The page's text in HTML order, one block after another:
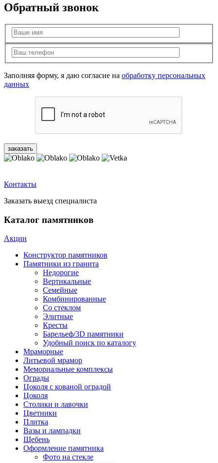
Обратный звонок
Заполняя форму, я даю согласие на обработку персональных
данных
Контакты
Заказать выезд специалиста
Каталог памятников
Акции
Конструктор памятников
Памятники из гранита
Недорогие
Вертикальные
Семейные
Комбинированные
Со стеклом
Элитные
Кресты
Барельеф/3D памятники
Удобный поиск по каталогу
Мраморные
Литьевой мрамор
Мемориальные комплексы
Ограды
Цоколя с кованой оградой
Цоколя
Столики и лавочки
Цветники
Плитка
Вазы и лампадки
Щебень
Оформление памятника
Фото на стекле